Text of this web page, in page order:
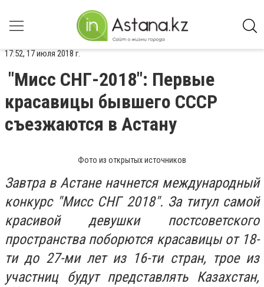
17:52, 17 июля 2018 г.
"Мисс СНГ-2018": Первые
красавицы бывшего СССР
съезжаются в Астану
Фото из открытых источников
Завтра в Астане начнется международный
конкурс "Мисс СНГ 2018". За титул самой
красивой девушки постсоветского
пространства поборются красавицы от 18-
ти до 27-ми лет из 16-ти стран, трое из
участниц будут представлять Казахстан,